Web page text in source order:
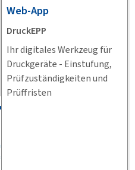
Web-App
DruckEPP
Ihr digitales Werkzeug für
Druckgeräte - Einstufung,
Prüfzuständigkeiten und
Prüffristen